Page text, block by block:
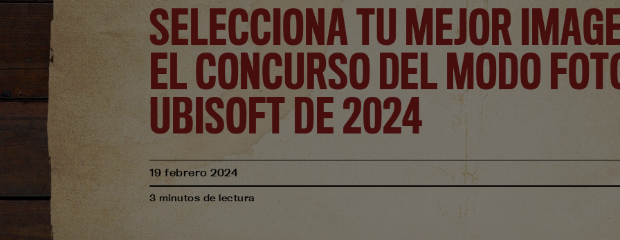
19 febrero 2024
3minutos de lectura
SELECCIONA TU MEJOR
EL CONCURSO DEL MODO
UBISOFT DE 2024